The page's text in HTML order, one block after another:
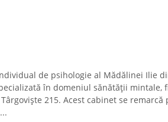
de psihologie al Mădălinei Ilie
în domeniul sănătății mintale,
215. Acest cabinet se